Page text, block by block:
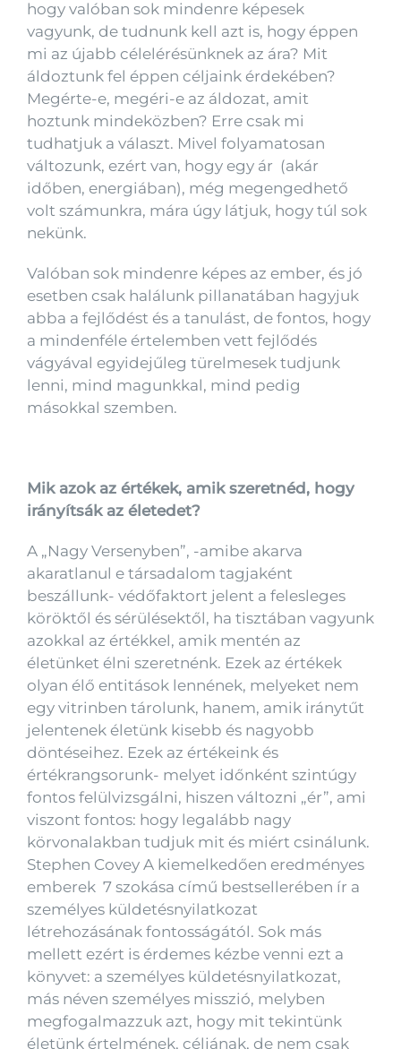
hogy valóban sok mindenre képesek
vagyunk, de tudnunk kell azt is, hogy éppen
mi az újabb célelérésünknek az ára? Mit
áldoztunk fel éppen céljaink érdekében?
Megérte-e, megéri-e az áldozat, amit
hoztunk mindeközben? Erre csak mi
tudhatjuk a választ. Mivel folyamatosan
változunk, ezért van, hogy egy ár (akár
időben, energiában), még megengedhető
volt számunkra, mára úgy látjuk, hogy túl sok
nekünk.
Valóban sok mindenre képes az ember, és jó
esetben csak halálunk pillanatában hagyjuk
abba a fejlődést és a tanulást, de fontos, hogy
a mindenféle értelemben vett fejlődés
vágyával egyidejűleg türelmesek tudjunk
lenni, mind magunkkal, mind pedig
másokkal szemben.
Mik azok az értékek, amik szeretnéd, hogy
irányítsák az életedet?
A „Nagy Versenyben”, -amibe akarva
akaratlanul e társadalom tagjaként
beszállunk- védőfaktort jelent a felesleges
köröktől és sérülésektől, ha tisztában vagyunk
azokkal az értékkel, amik mentén az
életünket élni szeretnénk. Ezek az értékek
olyan élő entitások lennének, melyeket nem
egy vitrinben tárolunk, hanem, amik iránytűt
jelentenek életünk kisebb és nagyobb
döntéseihez. Ezek az értékeink és
értékrangsorunk- melyet időnként szintúgy
fontos felülvizsgálni, hiszen változni „ér”, ami
viszont fontos: hogy legalább nagy
körvonalakban tudjuk mit és miért csinálunk.
Stephen Covey A kiemelkedően eredményes
emberek 7 szokása című bestsellerében ír a
személyes küldetésnyilatkozat
létrehozásának fontosságától. Sok más
mellett ezért is érdemes kézbe venni ezt a
könyvet: a személyes küldetésnyilatkozat,
más néven személyes misszió, melyben
megfogalmazzuk azt, hogy mit tekintünk
életünk értelmének, céljának, de nem csak